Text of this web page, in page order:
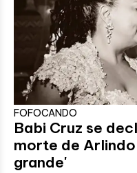
FOFOCANDO
Babi Cruz se
morte de
grande'